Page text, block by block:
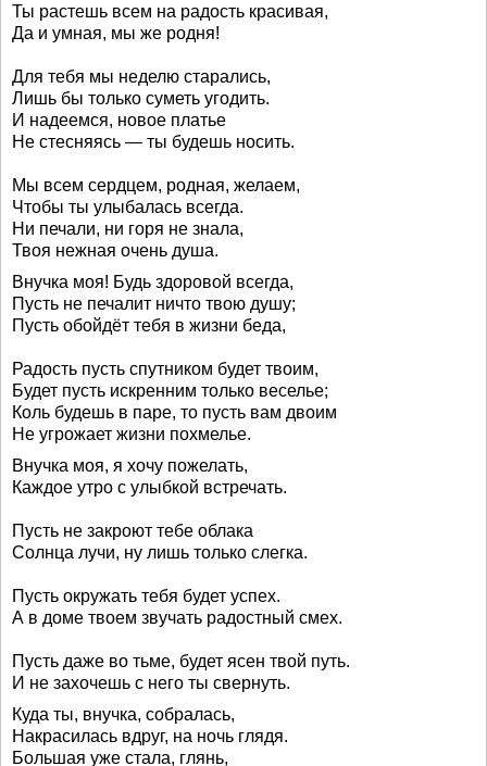
Ты растешь всем на радость красивая,
Да и умная, мы же родня!
Для тебя мы неделю старались,
Лишь бы только суметь угодить.
И надеемся, новое платье
Не стесняясь — ты будешь носить.
Мы всем сердцем, родная, желаем,
Чтобы ты улыбалась всегда.
Ни печали, ни горя не знала,
Твоя нежная очень душа.
Внучка моя! Будь здоровой всегда,
Пусть не печалит ничто твою душу;
Пусть обойдёт тебя в жизни беда,
Радость пусть спутником будет твоим,
Будет пусть искренним только веселье;
Коль будешь в паре, то пусть вам двоим
Не угрожает жизни похмелье.
Внучка моя, я хочу пожелать,
Каждое утро с улыбкой встречать.
Пусть не закроют тебе облака
Солнца лучи, ну лишь только слегка.
Пусть окружать тебя будет успех.
А в доме твоем звучать радостный смех.
Пусть даже во тьме, будет ясен твой путь.
И не захочешь с него ты свернуть.
Куда ты, внучка, собралась,
Накрасилась вдруг, на ночь глядя.
Большая уже стала, глянь,